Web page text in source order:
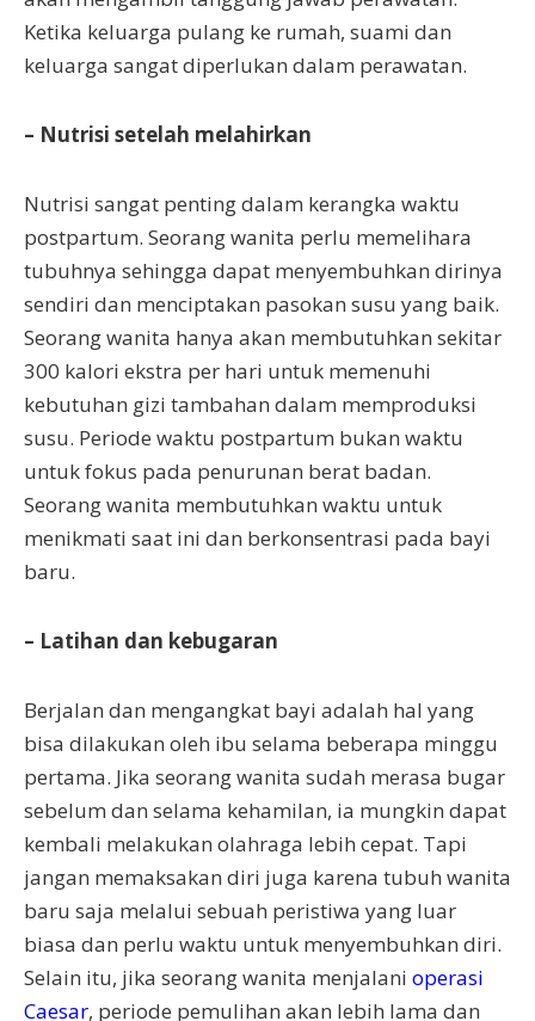
Ketika keluarga pulang ke rumah, suami dan
keluarga sangat diperlukan dalam perawatan.
– Nutrisi setelah melahirkan
Nutrisi sangat penting dalam kerangka waktu
postpartum. Seorang wanita perlu memelihara
tubuhnya sehingga dapat menyembuhkan dirinya
sendiri dan menciptakan pasokan susu yang baik.
Seorang wanita hanya akan membutuhkan sekitar
300 kalori ekstra per hari untuk memenuhi
kebutuhan gizi tambahan dalam memproduksi
susu. Periode waktu postpartum bukan waktu
untuk fokus pada penurunan berat badan.
Seorang wanita membutuhkan waktu untuk
menikmati saat ini dan berkonsentrasi pada bayi
baru.
– Latihan dan kebugaran
Berjalan dan mengangkat bayi adalah hal yang
bisa dilakukan oleh ibu selama beberapa minggu
pertama. Jika seorang wanita sudah merasa bugar
sebelum dan selama kehamilan, ia mungkin dapat
kembali melakukan olahraga lebih cepat. Tapi
jangan memaksakan diri juga karena tubuh wanita
baru saja melalui sebuah peristiwa yang luar
biasa dan perlu waktu untuk menyembuhkan diri.
Selain itu, jika seorang wanita menjalani operasi
Caesar, periode pemulihan akan lebih lama dan